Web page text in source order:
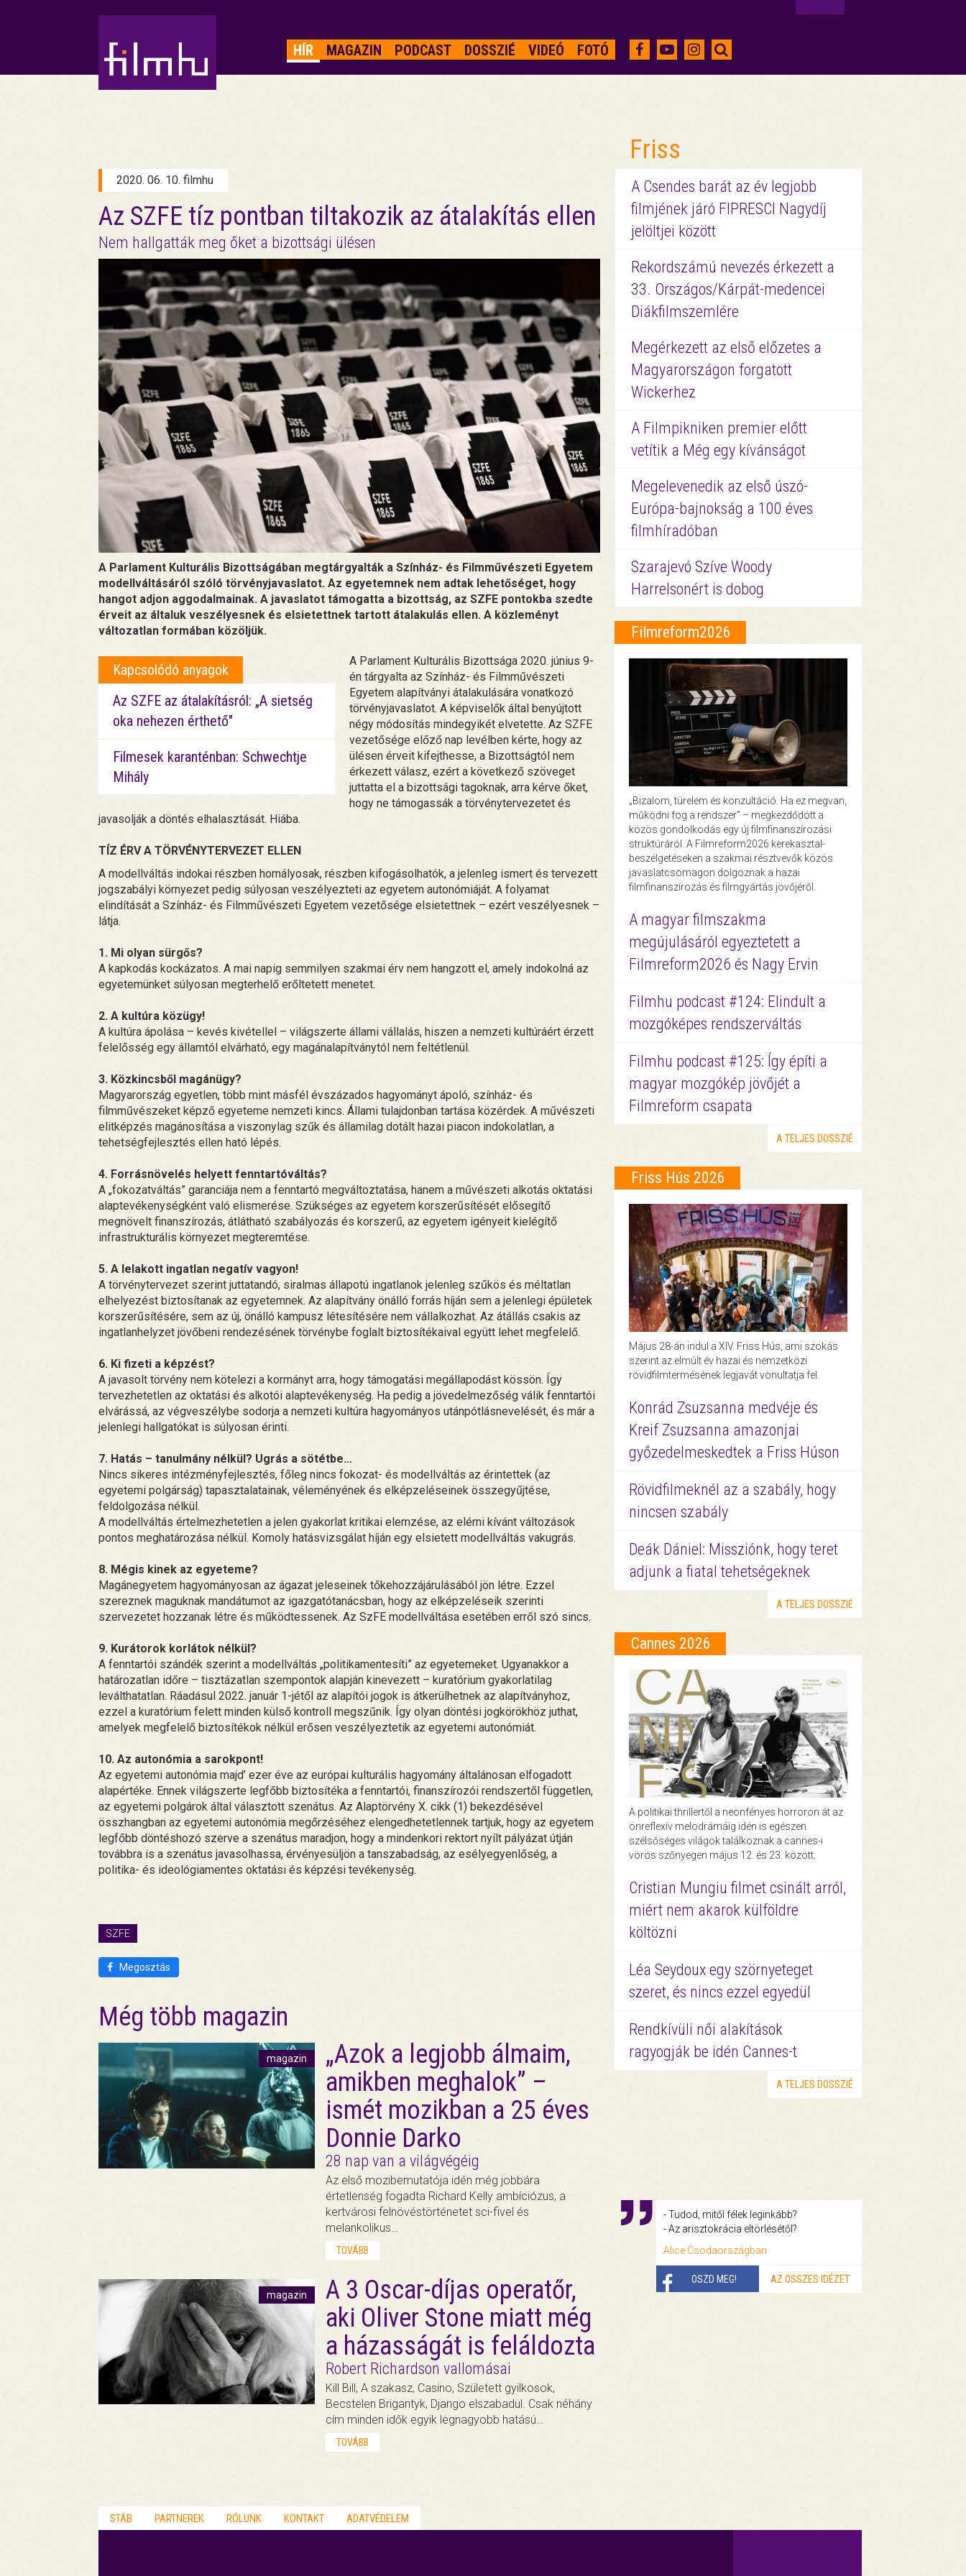
HÍR MAGAZIN PODCAST DOSSZIÉ VIDEÓ FOTÓ
2020. 06. 10. filmhu
Az SZFE tíz pontban tiltakozik az átalakítás ellen
Nem hallgatták meg őket a bizottsági ülésen
A Parlament Kulturális Bizottságában megtárgyalták a Színház- és Filmművészeti Egyetem
modellváltásáról szóló törvényjavaslatot. Az egyetemnek nem adtak lehetőséget, hogy
hangot adjon aggodalmainak. A javaslatot támogatta a bizottság, az SZFE pontokba szedte
érveit az általuk veszélyesnek és elsietettnek tartott átalakulás ellen. A közleményt
változatlan formában közöljük.
Kapcsolódó anyagok
Az SZFE az átalakításról: „A sietség
oka nehezen érthető"
Filmesek karanténban: Schwechtje
Mihály
A Parlament Kulturális Bizottsága 2020. június 9-
én tárgyalta az Színház- és Filmművészeti
Egyetem alapítványi átalakulására vonatkozó
törvényjavaslatot. A képviselők által benyújtott
négy módosítás mindegyikét elvetette. Az SZFE
vezetősége előző nap levélben kérte, hogy az
ülésen érveit kifejthesse, a Bizottságtól nem
érkezett válasz, ezért a következő szöveget
juttatta el a bizottsági tagoknak, arra kérve őket,
hogy ne támogassák a törvénytervezetet és
javasolják a döntés elhalasztását. Hiába.
TÍZ ÉRV A TÖRVÉNYTERVEZET ELLEN
A modellváltás indokai részben homályosak, részben kifogásolhatók, a jelenleg ismert és tervezett
jogszabályi környezet pedig súlyosan veszélyezteti az egyetem autonómiáját. A folyamat
elindítását a Színház- és Filmművészeti Egyetem vezetősége elsietettnek – ezért veszélyesnek –
látja.
1. Mi olyan sürgős?
A kapkodás kockázatos. A mai napig semmilyen szakmai érv nem hangzott el, amely indokolná az
egyetemünket súlyosan megterhelő erőltetett menetet.
2. A kultúra közügy!
A kultúra ápolása – kevés kivétellel – világszerte állami vállalás, hiszen a nemzeti kultúráért érzett
felelősség egy államtól elvárható, egy magánalapítványtól nem feltétlenül.
3. Közkincsből magánügy?
Magyarország egyetlen, több mint másfél évszázados hagyományt ápoló, színház- és
filmművészeket képző egyeteme nemzeti kincs. Állami tulajdonban tartása közérdek. A művészeti
elitképzés magánosítása a viszonylag szűk és államilag dotált hazai piacon indokolatlan, a
tehetségfejlesztés ellen ható lépés.
4. Forrásnövelés helyett fenntartóváltás?
A „fokozatváltás” garanciája nem a fenntartó megváltoztatása, hanem a művészeti alkotás oktatási
alaptevékenységként való elismerése. Szükséges az egyetem korszerűsítését elősegítő
megnövelt finanszírozás, átlátható szabályozás és korszerű, az egyetem igényeit kielégítő
infrastrukturális környezet megteremtése.
5. A lelakott ingatlan negatív vagyon!
A törvénytervezet szerint juttatandó, siralmas állapotú ingatlanok jelenleg szűkös és méltatlan
elhelyezést biztosítanak az egyetemnek. Az alapítvány önálló forrás híján sem a jelenlegi épületek
korszerűsítésére, sem az új, önálló kampusz létesítésére nem vállalkozhat. Az átállás csakis az
ingatlanhelyzet jövőbeni rendezésének törvénybe foglalt biztosítékaival együtt lehet megfelelő.
6. Ki fizeti a képzést?
A javasolt törvény nem kötelezi a kormányt arra, hogy támogatási megállapodást kössön. Így
tervezhetetlen az oktatási és alkotói alaptevékenység. Ha pedig a jövedelmezőség válik fenntartói
elvárássá, az végveszélybe sodorja a nemzeti kultúra hagyományos utánpótlásnevelését, és már a
jelenlegi hallgatókat is súlyosan érinti.
7. Hatás – tanulmány nélkül? Ugrás a sötétbe…
Nincs sikeres intézményfejlesztés, főleg nincs fokozat- és modellváltás az érintettek (az
egyetemi polgárság) tapasztalatainak, véleményének és elképzeléseinek összegyűjtése,
feldolgozása nélkül.
A modellváltás értelmezhetetlen a jelen gyakorlat kritikai elemzése, az elérni kívánt változások
pontos meghatározása nélkül. Komoly hatásvizsgálat híján egy elsietett modellváltás vakugrás.
8. Mégis kinek az egyeteme?
Magánegyetem hagyományosan az ágazat jeleseinek tőkehozzájárulásából jön létre. Ezzel
szereznek maguknak mandátumot az igazgatótanácsban, hogy az elképzeléseik szerinti
szervezetet hozzanak létre és működtessenek. Az SzFE modellváltása esetében erről szó sincs.
9. Kurátorok korlátok nélkül?
A fenntartói szándék szerint a modellváltás „politikamentesíti” az egyetemeket. Ugyanakkor a
határozatlan időre – tisztázatlan szempontok alapján kinevezett – kuratórium gyakorlatilag
leválthatatlan. Ráadásul 2022. január 1-jétől az alapítói jogok is átkerülhetnek az alapítványhoz,
ezzel a kuratórium felett minden külső kontroll megszűnik. Így olyan döntési jogkörökhöz juthat,
amelyek megfelelő biztosítékok nélkül erősen veszélyeztetik az egyetemi autonómiát.
10. Az autonómia a sarokpont!
Az egyetemi autonómia majd’ ezer éve az európai kulturális hagyomány általánosan elfogadott
alapértéke. Ennek világszerte legfőbb biztosítéka a fenntartói, finanszírozói rendszertől független,
az egyetemi polgárok által választott szenátus. Az Alaptörvény X. cikk (1) bekezdésével
összhangban az egyetemi autonómia megőrzéséhez elengedhetetlennek tartjuk, hogy az egyetem
legfőbb döntéshozó szerve a szenátus maradjon, hogy a mindenkori rektort nyílt pályázat útján
továbbra is a szenátus javasolhassa, érvényesüljön a tanszabadság, az esélyegyenlőség, a
politika- és ideológiamentes oktatási és képzési tevékenység.
SZFE
Megosztás
Még több magazin
magazin
„Azok a legjobb álmaim,
amikben meghalok” –
ismét mozikban a 25 éves
Donnie Darko
28 nap van a világvégéig
Az első mozibemutatója idén még jobbára
értetlenség fogadta Richard Kelly ambíciózus, a
kertvárosi felnövéstörténetet sci-fivel és
melankolikus…
TOVÁBB
magazin
A 3 Oscar-díjas operatőr,
aki Oliver Stone miatt még
a házasságát is feláldozta
Robert Richardson vallomásai
Kill Bill, A szakasz, Casino, Született gyilkosok,
Becstelen Brigantyk, Django elszabadul. Csak néhány
cím minden idők egyik legnagyobb hatású…
TOVÁBB
Friss
A Csendes barát az év legjobb
filmjének járó FIPRESCI Nagydíj
jelöltjei között
Rekordszámú nevezés érkezett a
33. Országos/Kárpát-medencei
Diákfilmszemlére
Megérkezett az első előzetes a
Magyarországon forgatott
Wickerhez
A Filmpikniken premier előtt
vetítik a Még egy kívánságot
Megelevenedik az első úszó-
Európa-bajnokság a 100 éves
filmhíradóban
Szarajevó Szíve Woody
Harrelsonért is dobog
Filmreform2026
„Bizalom, türelem és konzultáció. Ha ez megvan,
működni fog a rendszer” – megkezdődött a
közös gondolkodás egy új filmfinanszírozási
struktúráról. A Filmreform2026 kerekasztal-
beszélgetéseken a szakmai résztvevők közös
javaslatcsomagon dolgoznak a hazai
filmfinanszírozás és filmgyártás jövőjéről.
A magyar filmszakma
megújulásáról egyeztetett a
Filmreform2026 és Nagy Ervin
Filmhu podcast #124: Elindult a
mozgóképes rendszerváltás
Filmhu podcast #125: Így építi a
magyar mozgókép jövőjét a
Filmreform csapata
A TELJES DOSSZIÉ
Friss Hús 2026
Május 28-án indul a XIV. Friss Hús, ami szokás
szerint az elmúlt év hazai és nemzetközi
rövidfilmtermésének legjavát vonultatja fel.
Konrád Zsuzsanna medvéje és
Kreif Zsuzsanna amazonjai
győzedelmeskedtek a Friss Húson
Rövidfilmeknél az a szabály, hogy
nincsen szabály
Deák Dániel: Missziónk, hogy teret
adjunk a fiatal tehetségeknek
A TELJES DOSSZIÉ
Cannes 2026
A politikai thrillertől a neonfényes horroron át az
önreflexív melodrámáig idén is egészen
szélsőséges világok találkoznak a cannes-i
vörös szőnyegen május 12. és 23. között.
Cristian Mungiu filmet csinált arról,
miért nem akarok külföldre
költözni
Léa Seydoux egy szörnyeteget
szeret, és nincs ezzel egyedül
Rendkívüli női alakítások
ragyogják be idén Cannes-t
A TELJES DOSSZIÉ
- Tudod, mitől félek leginkább?
- Az arisztokrácia eltörlésétől?
Alice Csodaországban
OSZD MEG! AZ ÖSSZES IDÉZET
STÁB PARTNEREK RÓLUNK KONTAKT ADATVÉDELEM